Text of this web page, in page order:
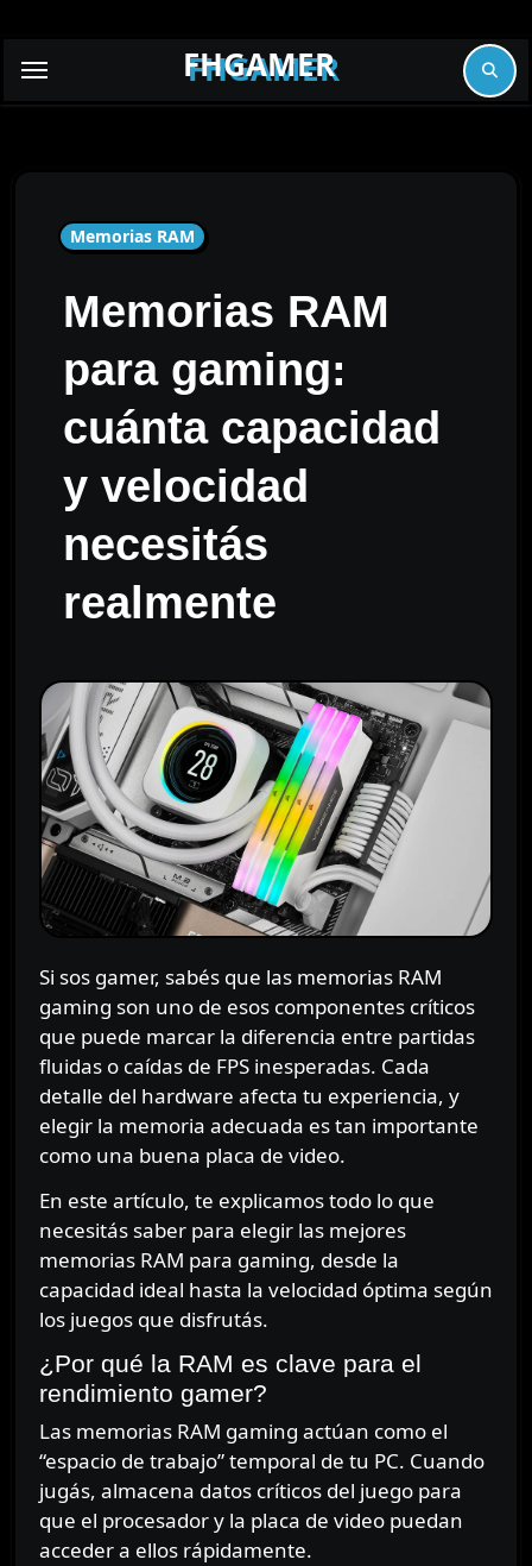
FHGAMER
Memorias RAM
Memorias RAM
para gaming:
cuánta capacidad
y velocidad
necesitás
realmente
Si sos gamer, sabés que las memorias RAM
gaming son uno de esos componentes críticos
que puede marcar la diferencia entre partidas
fluidas o caídas de FPS inesperadas. Cada
detalle del hardware afecta tu experiencia, y
elegir la memoria adecuada es tan importante
como una buena placa de video.
En este artículo, te explicamos todo lo que
necesitás saber para elegir las mejores
memorias RAM para gaming, desde la
capacidad ideal hasta la velocidad óptima según
los juegos que disfrutás.
¿Por qué la RAM es clave para el
rendimiento gamer?
Las memorias RAM gaming actúan como el
“espacio de trabajo” temporal de tu PC. Cuando
jugás, almacena datos críticos del juego para
que el procesador y la placa de video puedan
acceder a ellos rápidamente.